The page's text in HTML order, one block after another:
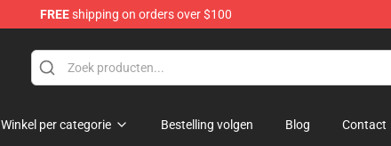
FREEshipping on orders over $100
Winkel per categorie Bestelling volgen Blog Contact